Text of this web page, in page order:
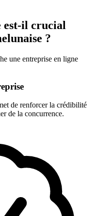
est-il crucial
?
une entreprise en ligne
de renforcer la crédibilité
de la concurrence.